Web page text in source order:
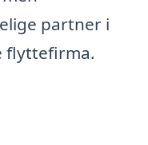
partner i
flyttefirma.